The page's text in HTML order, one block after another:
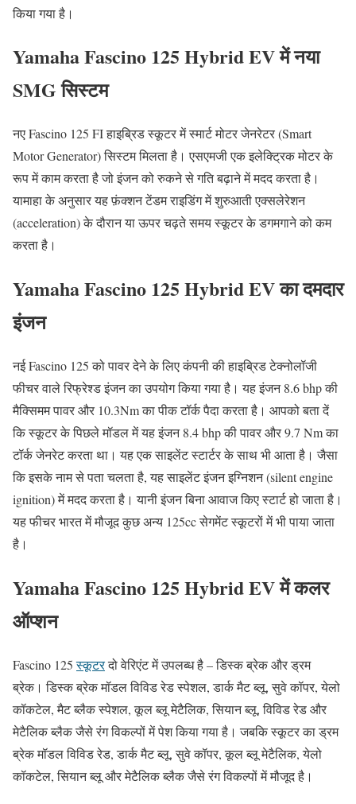
किया गया है।
Yamaha Fascino 125 Hybrid EV में नया
SMG सिस्टम
नए Fascino 125 FI हाइब्रिड स्कूटर में स्मार्ट मोटर जेनरेटर (Smart
Motor Generator) सिस्टम मिलता है। एसएमजी एक इलेक्ट्रिक मोटर के
रूप में काम करता है जो इंजन को रुकने से गति बढ़ाने में मदद करता है।
यामाहा के अनुसार यह फ़ंक्शन टेंडम राइडिंग में शुरुआती एक्सलेरेशन
(acceleration) के दौरान या ऊपर चढ़ते समय स्कूटर के डगमगाने को कम
करता है।
Yamaha Fascino 125 Hybrid EV का दमदार
इंजन
नई Fascino 125 को पावर देने के लिए कंपनी की हाइब्रिड टेक्नोलॉजी
फीचर वाले रिफ्रेश्ड इंजन का उपयोग किया गया है। यह इंजन 8.6 bhp की
मैक्सिमम पावर और 10.3Nm का पीक टॉर्क पैदा करता है। आपको बता दें
कि स्कूटर के पिछले मॉडल में यह इंजन 8.4 bhp की पावर और 9.7 Nm का
टॉर्क जेनरेट करता था। यह एक साइलेंट स्टार्टर के साथ भी आता है। जैसा
कि इसके नाम से पता चलता है, यह साइलेंट इंजन इग्निशन (silent engine
ignition) में मदद करता है। यानी इंजन बिना आवाज किए स्टार्ट हो जाता है।
यह फीचर भारत में मौजूद कुछ अन्य 125cc सेगमेंट स्कूटरों में भी पाया जाता
है।
Yamaha Fascino 125 Hybrid EV में कलर
ऑप्शन
Fascino 125स्कूटरदो वेरिएंट में उपलब्ध है – डिस्क ब्रेक और ड्रम
ब्रेक। डिस्क ब्रेक मॉडल विविड रेड स्पेशल, डार्क मैट ब्लू, सुवे कॉपर, येलो
कॉकटेल, मैट ब्लैक स्पेशल, कूल ब्लू मेटैलिक, सियान ब्लू, विविड रेड और
मेटैलिक ब्लैक जैसे रंग विकल्पों में पेश किया गया है। जबकि स्कूटर का ड्रम
ब्रेक मॉडल विविड रेड, डार्क मैट ब्लू, सुवे कॉपर, कूल ब्लू मेटैलिक, येलो
कॉकटेल, सियान ब्लू और मेटैलिक ब्लैक जैसे रंग विकल्पों में मौजूद है।